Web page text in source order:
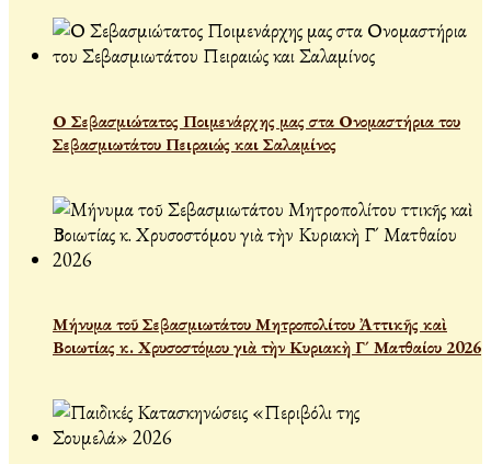
Ο Σεβασμιώτατος Ποιμενάρχης μας στα Ονομαστήρια του
Σεβασμιωτάτου Πειραιώς και Σαλαμίνος
Μήνυμα τοῦ Σεβασμιωτάτου Μητροπολίτου Ἀττικῆς καὶ
Βοιωτίας κ. Χρυσοστόμου γιὰ τὴν Κυριακὴ Γ´ Ματθαίου 2026